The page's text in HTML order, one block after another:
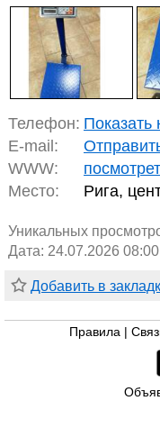
Телефон: Показать
E-mail:
WWW:
Место:
Рига,
Уникальных
Дата: 24.07.2026 08:00
Добавить в
Правила